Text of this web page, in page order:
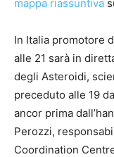
mappa riassuntiva
In Italia promotore
alle 21 sarà in
degli Asteroidi,
preceduto alle 19
ancor prima
Perozzi,
Coordination